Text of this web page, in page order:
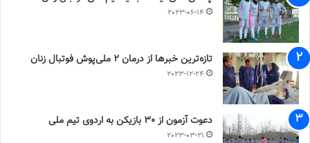
2023-06-14
تازه‌ترین خبرها از درمان ۲ ملی‌پوش فوتبال زنان
2023-12-24
دعوت آزمون از 30 بازیکن به اردوی تیم ملی
2023-03-21